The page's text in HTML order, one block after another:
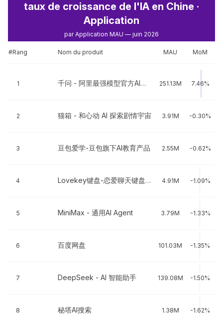
taux de croissance de l'IA en Chine ·
Application
par Application MAU — juin 2026
#Rang Nom du produit MAU MoM
1 千问 - 阿里最强模型官方AI助手 251.13M 7.46%
2 猫箱 - 和心动 AI 探索剧情宇宙 3.91M -0.30%
3 豆包爱学-豆包旗下AI教育产品 2.55M -0.62%
4 Lovekey键盘-恋爱聊天键盘&AI智能聊天回复神器 4.91M -1.09%
5 MiniMax - 通用AI Agent 3.79M -1.33%
6 百度网盘 101.03M -1.35%
7 DeepSeek - AI 智能助手 139.08M -1.50%
8 秘塔AI搜索 1.38M -1.62%